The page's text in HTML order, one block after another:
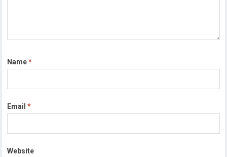
Name*
Email*
Website